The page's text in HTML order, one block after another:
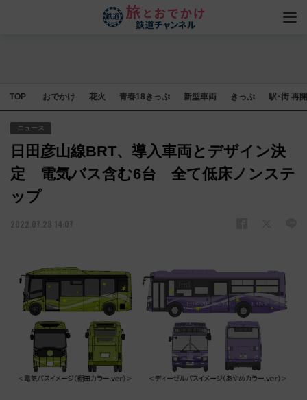
TOP おでかけ 花火 青春18きっぷ 新型車両 きっぷ 駅･街 再
ニュース
日田彦山線BRT、導入車両とデザイン決
定 電気バス含む6台 全て低床ノンステ
ップ
2022.07.28 14:07